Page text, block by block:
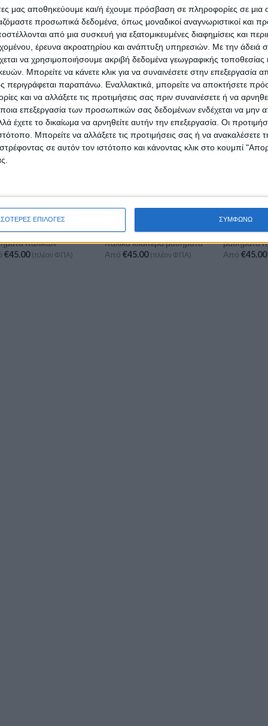
μας αποθηκεύουμε και/ή έχουμε πρόσβαση σε πληροφορίες σε
προσωπικά δεδομένα, όπως μοναδικοί αναγνωριστικοί και
από μια συσκευή για εξατομικευμένες διαφημίσεις και
έρευνα ακροατηρίου και ανάπτυξη υπηρεσιών. Με την άδειά
να χρησιμοποιήσουμε ακριβή δεδομένα γεωγραφικής τοποθεσίας
Μπορείτε να κάνετε κλικ για να συναινέσετε στην επεξεργασία
περιγράφεται παραπάνω. Εναλλακτικά, μπορείτε να αποκτήσετε
και να αλλάξετε τις προτιμήσεις σας πριν συναινέσετε ή να
επεξεργασία των προσωπικών σας δεδομένων ενδέχεται να μην
έχετε το δικαίωμα να αρνηθείτε αυτήν την επεξεργασία. Οι
Μπορείτε να αλλάξετε τις προτιμήσεις σας ή να ανακαλέσετε
σε αυτόν τον ιστότοπο και κάνοντας κλικ στο κουμπί
ΕΠΙΛΟΓΕΣ ΣΥΜΦΩΝΩ
επίσης τοπλήρες πακέτο εταιρικής ταυτότηταςπου
ΠΡΟΪΌΝΤΑ
για ιδιαίτερα
Ιταλικών
€45.00 (πλέον ΦΠΑ)
Επαγγελματική Κάρτα για
Ιταλικά ιδιαίτερα μαθήματα
Από €45.00 (πλέον ΦΠΑ)
ΙΤΑΛΙΚΏΝ
Κάρτα για
μαθήματα
Από €45.00